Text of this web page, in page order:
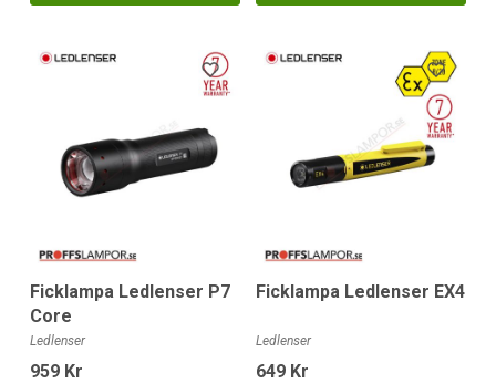
Ficklampa Ledlenser P7
Core
Ledlenser
959 Kr
Ficklampa Ledlenser EX4
Ledlenser
649 Kr